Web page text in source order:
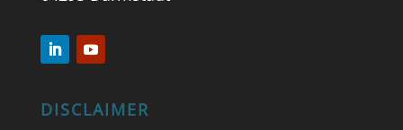
DISCLAIMER